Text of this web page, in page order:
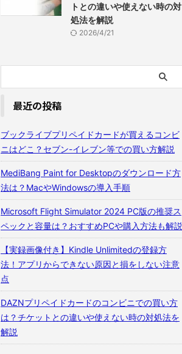
トとの違いや使えない時の対
処法を解説
2026/4/21
最近の投稿
ブックライブプリペイドカードが買えるコンビ
ニはどこ？セブン-イレブン等での買い方解説
MediBang Paint for Desktopのダウンロード方
法は？MacやWindowsの導入手順
Microsoft Flight Simulator 2024 PC版の推奨ス
ペックと容量は？おすすめPCや購入方法も解説
【実録画像付き】Kindle Unlimitedの登録方
法！アプリからできない原因と損をしない注意
点
DAZNプリペイドカードのコンビニでの買い方
は？チケットとの違いや使えない時の対処法を
解説